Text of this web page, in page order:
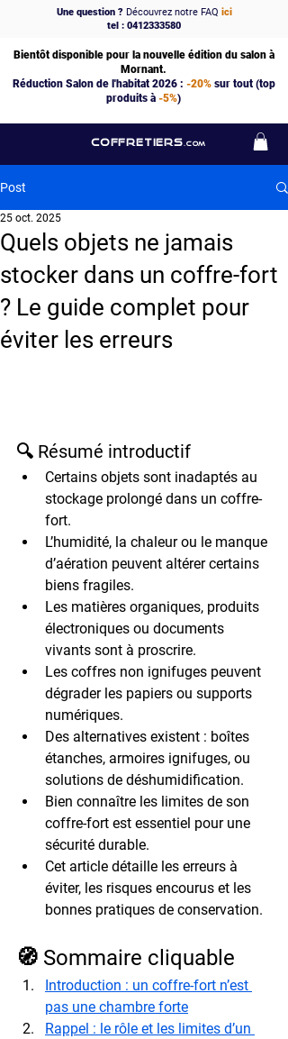
COFFRETIERS .COM
Une question ?Découvrez notre FAQ ici
tel : 0412333580
Bientôt disponible pour la nouvelle édition du salon à
Mornant.
Réduction Salon de l'habitat 2026 : -20%sur tout (top
produits à -5%)
Post
Quels objets ne jamais
stocker dans un coffre-fort
? Le guide complet pour
éviter les erreurs
25 oct. 2025
🔍 Résumé introductif
Certains objets sont inadaptés au
stockage prolongé dans un coffre-
fort.
L’humidité, la chaleur ou le manque
d’aération peuvent altérer certains
biens fragiles.
Les matières organiques, produits
électroniques ou documents
vivants sont à proscrire.
Les coffres non ignifuges peuvent
dégrader les papiers ou supports
numériques.
Des alternatives existent : boîtes
étanches, armoires ignifuges, ou
solutions de déshumidification.
Bien connaître les limites de son
coffre-fort est essentiel pour une
sécurité durable.
Cet article détaille les erreurs à
éviter, les risques encourus et les
bonnes pratiques de conservation.
🧭 Sommaire cliquable
Introduction : un coffre-fort n’est
pas une chambre forte
Rappel : le rôle et les limites d’un